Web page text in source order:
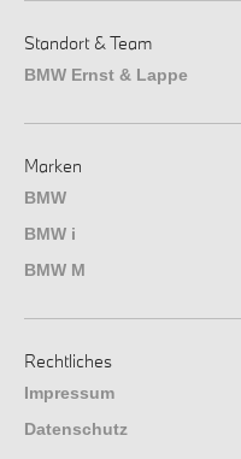
Standort & Team
BMW Ernst & Lappe
Marken
BMW
BMW i
BMW M
Rechtliches
Impressum
Datenschutz